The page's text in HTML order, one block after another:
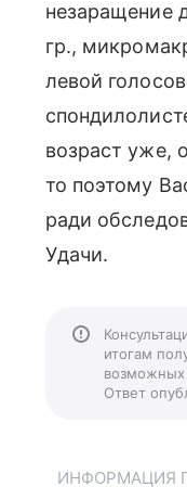
незаращение
гр.,
левой
возраст уже,
то поэтому
ради
Удачи.
итогам
возможных
Ответ
ИНФОРМАЦИЯ